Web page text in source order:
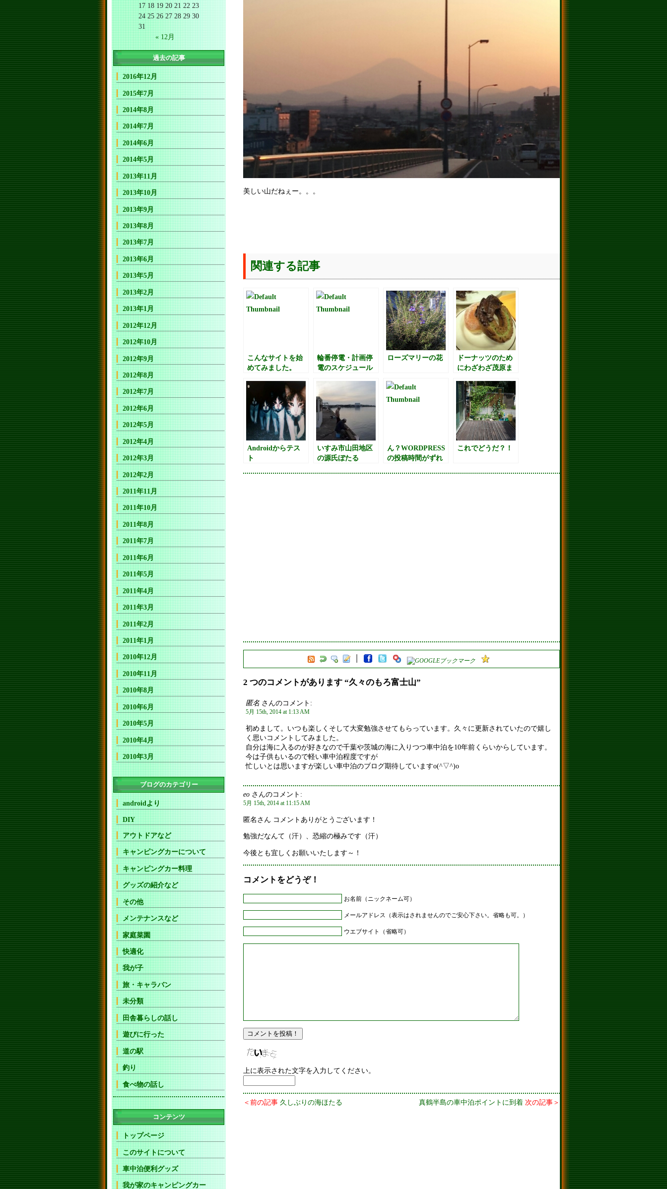
美しい山だねぇー。。。
関連する記事
こんなサイトを始
めてみました。
輪番停電・計画停
電のスケジュール
ローズマリーの花
ドーナッツのため
にわざわざ茂原ま
Androidからテス
ト
いすみ市山田地区
の源氏ぼたる
ん？WORDPRESS
の投稿時間がずれ
これでどうだ？！
2 つのコメントがあります “久々のもろ富士山”
匿名 さんのコメント:
5月 15th, 2014 at 1:13 AM
初めまして。いつも楽しくそして大変勉強させてもらっています。久々に更新されていたので嬉し
く思いコメントしてみました。
自分は海に入るのが好きなので千葉や茨城の海に入りつつ車中泊を10年前くらいからしています。
今は子供もいるので軽い車中泊程度ですが
忙しいとは思いますが楽しい車中泊のブログ期待していますo(^▽^)o
eo さんのコメント:
5月 15th, 2014 at 11:15 AM
匿名さん コメントありがとうございます！
勉強だなんて（汗）、恐縮の極みです（汗）
今後とも宜しくお願いいたします～！
コメントをどうぞ！
お名前（ニックネーム可）
メールアドレス（表示はされませんのでご安心下さい。省略も可。）
ウエブサイト（省略可）
上に表示された文字を入力してください。
＜前の記事 久しぶりの海ほたる 真鶴半島の車中泊ポイントに到着 次の記事＞
17 18 19 20 21 22 23
24 25 26 27 28 29 30
31
« 12月
過去の記事
2016年12月
2015年7月
2014年8月
2014年7月
2014年6月
2014年5月
2013年11月
2013年10月
2013年9月
2013年8月
2013年7月
2013年6月
2013年5月
2013年2月
2013年1月
2012年12月
2012年10月
2012年9月
2012年8月
2012年7月
2012年6月
2012年5月
2012年4月
2012年3月
2012年2月
2011年11月
2011年10月
2011年8月
2011年7月
2011年6月
2011年5月
2011年4月
2011年3月
2011年2月
2011年1月
2010年12月
2010年11月
2010年8月
2010年6月
2010年5月
2010年4月
2010年3月
ブログのカテゴリー
androidより
DIY
アウトドアなど
キャンピングカーについて
キャンピングカー料理
グッズの紹介など
その他
メンテナンスなど
家庭菜園
快適化
我が子
旅・キャラバン
未分類
田舎暮らしの話し
遊びに行った
道の駅
釣り
食べ物の話し
コンテンツ
トップページ
このサイトについて
車中泊便利グッズ
我が家のキャンピングカー